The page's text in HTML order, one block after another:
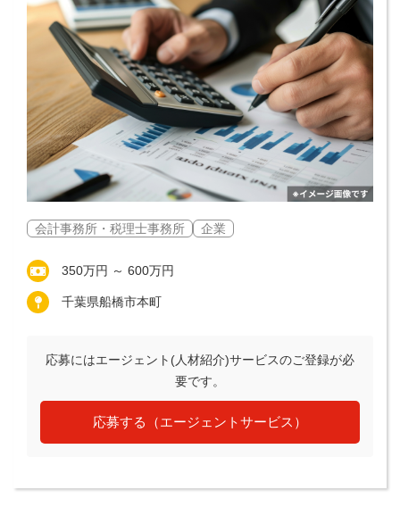
会計事務所・税理士事務所 企業
350万円 ～ 600万円
千葉県船橋市本町
応募にはエージェント(人材紹介)サービスのご登録が必
要です。
応募する（エージェントサービス）